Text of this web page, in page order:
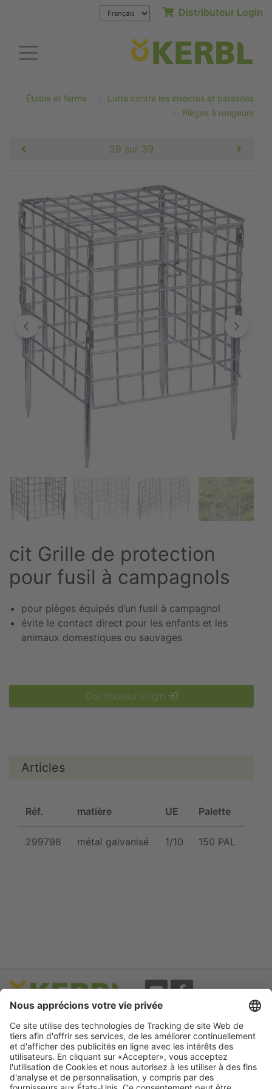
Distributeur Login
Étable et ferme
Lutte contre les insectes et parasites
Pièges à rongeurs
29 sur 39
cit Grille de protection
pour fusil à campagnols
pour pièges équipés d’un fusil à campagnol
évite le contact direct pour les enfants et les
animaux domestiques ou sauvages
Distributeur Login
Articles
Réf. matière UE Palette
299798 métal galvanisé 1/10 150 PAL
Evènements
Newsletter
Termes d'utilisation
A propos
Mentions légales
CGV
Protection des données
Garantie